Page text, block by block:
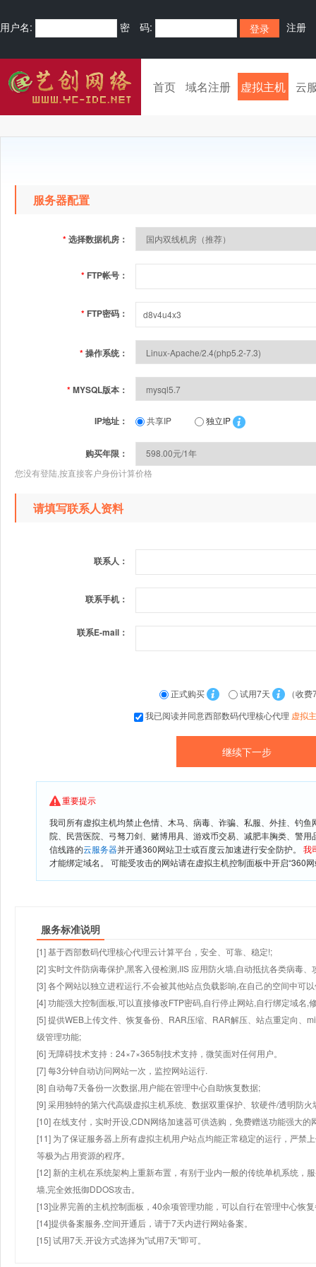
用户名: 密 码: 注册
首页 域名注册 虚拟主机 云
服务器配置
*选择数据机房：
* FTP帐号：
* FTP密码：
*操作系统：
*MYSQL版本：
IP地址： 共享IP 独立IP
购买年限：
您没有登陆,按直接客户身份计算价格
请填写联系人资料
联系人：
联系手机：
联系E-mail：
正式购买 试用7天
（收费
我已阅读并同意西部数码代理核心代理 虚拟
重要提示
我司所有虚拟主机均禁止色情、木马、病毒、诈骗、私服、外挂、钓
院、民营医院、弓驽刀剑、赌博用具、游戏币交易、减肥丰胸类、警
信线路的云服务器并开通360网站卫士或百度云加速进行安全防护。 我
才能绑定域名。 可能受攻击的网站请在虚拟主机控制面板中开启“360
服务标准说明
[1] 基于西部数码代理核心代理云计算平台，安全、可靠、稳定!;
[2] 实时文件防病毒保护,黑客入侵检测,IIS 应用防火墙,自动抵抗各类病毒、
[3] 各个网站以独立进程运行,不会被其他站点负载影响,在自己的空间中可
[4] 功能强大控制面板,可以直接修改FTP密码,自行停止网站,自行绑定域名,
[5] 提供WEB上传文件、恢复备份、RAR压缩、RAR解压、站点重定向、
级管理功能;
[6] 无障碍技术支持：24×7×365制技术支持，微笑面对任何用户。
[7] 每3分钟自动访问网站一次，监控网站运行.
[8] 自动每7天备份一次数据,用户能在管理中心自助恢复数据;
[9] 采用独特的第六代高级虚拟主机系统、数据双重保护、软硬件/透明防火
[10] 在线支付，实时开设,CDN网络加速器可供选购，免费赠送功能强大
[11] 为了保证服务器上所有虚拟主机用户站点均能正常稳定的运行，严禁
等极为占用资源的程序。
[12] 新的主机在系统架构上重新布置，有别于业内一般的传统单机系统，
墙,完全效抵御DDOS攻击。
[13]业界完善的主机控制面板，40余项管理功能，可以自行在管理中心恢
[14]提供备案服务,空间开通后，请于7天内进行网站备案。
[15] 试用7天.开设方式选择为"试用7天"即可。